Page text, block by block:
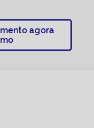
agora